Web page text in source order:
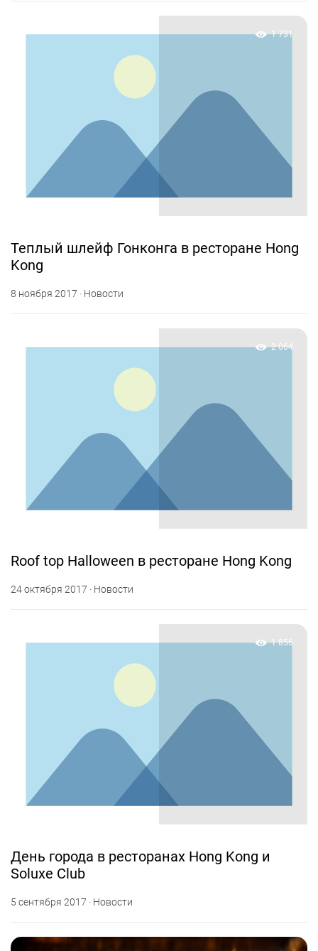
1 731
Теплый шлейф Гонконга в ресторане Hong
Kong
8 ноября 2017 · Новости
2 064
Roof top Halloween в ресторане Hong Kong
24 октября 2017 · Новости
1 856
День города в ресторанах Hong Kong и
Soluxe Club
5 сентября 2017 · Новости